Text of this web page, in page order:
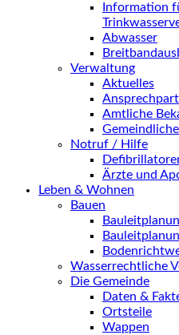
Information
Abwasser
Verwaltung
Aktuelles
Amtliche
Notruf / Hilfe
Ärzte und
Leben & Wohnen
Bauen
Wasserrechtliche
Die Gemeinde
Daten &
Ortsteile
Wappen